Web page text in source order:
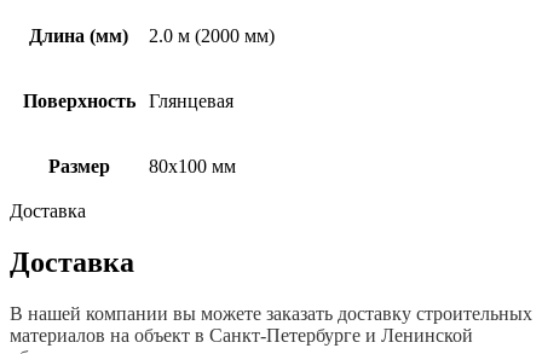
Длина (мм) 2.0 м (2000 мм)
Поверхность Глянцевая
Размер 80х100 мм
Доставка
Доставка
В нашей компании вы можете заказать доставку строительных
материалов на объект в Санкт-Петербурге и Ленинской